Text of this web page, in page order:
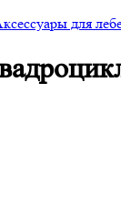
для